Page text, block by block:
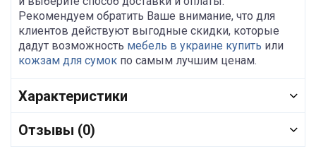
Рекомендуем обратить Ваше внимание, что для
клиентов действуют выгодные скидки, которые
дадут возможность мебель в украине купить или
кожзам для сумок по самым лучшим ценам.
Характеристики
Отзывы (0)